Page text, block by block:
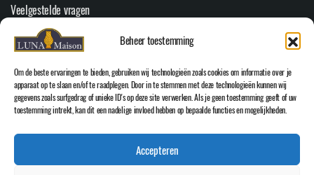
Beheer toestemming
Om de beste ervaringen te bieden, gebruiken wij technologieën zoals cookies om informatie over je
apparaat op te slaan en/of te raadplegen. Door in te stemmen met deze technologieën kunnen wij
gegevens zoals surfgedrag of unieke ID's op deze site verwerken. Als je geen toestemming geeft of uw
toestemming intrekt, kan dit een nadelige invloed hebben op bepaalde functies en mogelijkheden.
Accepteren
Veelgestelde vragen
Youtube
Cookiebeleid (EU)
HOOFDMENU
Home
WEBSHOP